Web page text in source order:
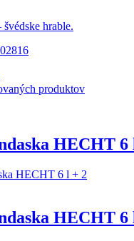
hrable.
produktov
HECHT 6
HECHT 6